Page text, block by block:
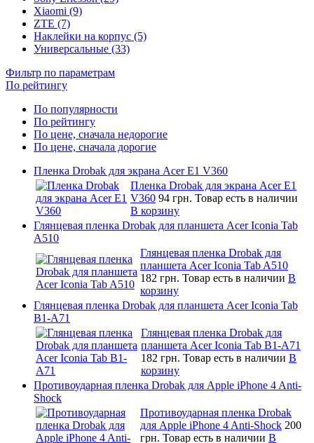
Xiaomi (9)
ZTE (7)
Наклейки на корпус (5)
Универсальные (33)
Фильтр по параметрам
По рейтингу
По популярности
По рейтингу
По цене, сначала недорогие
По цене, сначала дорогие
Пленка Drobak для экрана Acer E1 V360
Пленка Drobak для экрана Acer E1
V360 94 грн. Товар есть в наличии
В корзину
Глянцевая пленка Drobak для планшета Acer Iconia Tab
A510
Глянцевая пленка Drobak для
планшета Acer Iconia Tab A510
182 грн. Товар есть в наличии В
корзину
Глянцевая пленка Drobak для планшета Acer Iconia Tab
B1-A71
Глянцевая пленка Drobak для
планшета Acer Iconia Tab B1-A71
182 грн. Товар есть в наличии В
корзину
Противоударная пленка Drobak для Apple iPhone 4 Anti-
Shock
Противоударная пленка Drobak
для Apple iPhone 4 Anti-Shock 200
грн. Товар есть в наличии В